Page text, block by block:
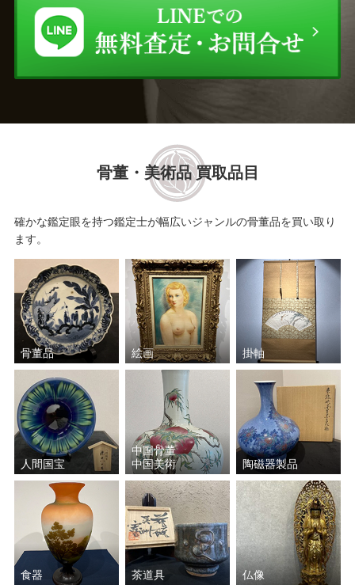
骨董・美術品 買取品目
確かな鑑定眼を持つ鑑定士が幅広いジャンルの骨董品を買い取り
ます。
骨董品 絵画 掛軸
人間国宝
中国骨董
中国美術
陶磁器製品
食器 茶道具 仏像